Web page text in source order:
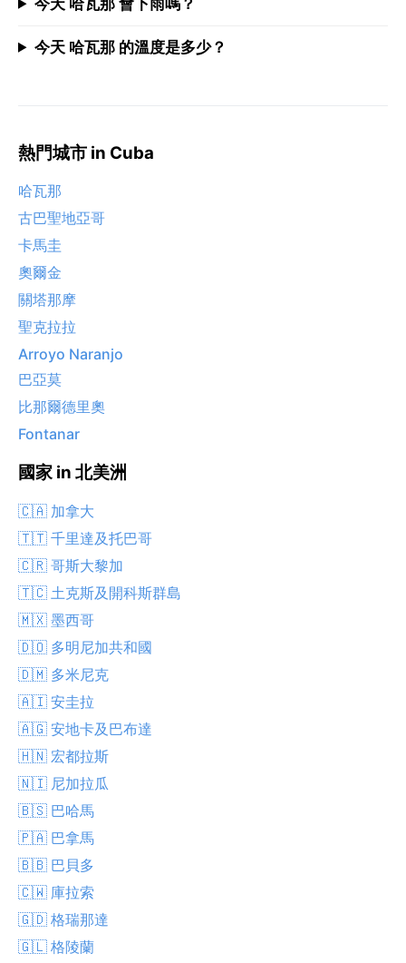
今天 哈瓦那 的溫度是多少？
熱門城市 in Cuba
哈瓦那
古巴聖地亞哥
卡馬圭
奧爾金
關塔那摩
聖克拉拉
Arroyo Naranjo
巴亞莫
比那爾德里奧
Fontanar
國家 in 北美洲
🇨🇦 加拿大
🇹🇹 千里達及托巴哥
🇨🇷 哥斯大黎加
🇹🇨 土克斯及開科斯群島
🇲🇽 墨西哥
🇩🇴 多明尼加共和國
🇩🇲 多米尼克
🇦🇮 安圭拉
🇦🇬 安地卡及巴布達
🇭🇳 宏都拉斯
🇳🇮 尼加拉瓜
🇧🇸 巴哈馬
🇵🇦 巴拿馬
🇧🇧 巴貝多
🇨🇼 庫拉索
🇬🇩 格瑞那達
🇬🇱 格陵蘭